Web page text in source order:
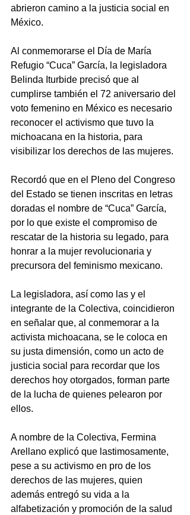
abrieron camino a la justicia social en
México.
Al conmemorarse el Día de María
Refugio “Cuca” García, la legisladora
Belinda Iturbide precisó que al
cumplirse también el 72 aniversario del
voto femenino en México es necesario
reconocer el activismo que tuvo la
michoacana en la historia, para
visibilizar los derechos de las mujeres.
Recordó que en el Pleno del Congreso
del Estado se tienen inscritas en letras
doradas el nombre de “Cuca” García,
por lo que existe el compromiso de
rescatar de la historia su legado, para
honrar a la mujer revolucionaria y
precursora del feminismo mexicano.
La legisladora, así como las y el
integrante de la Colectiva, coincidieron
en señalar que, al conmemorar a la
activista michoacana, se le coloca en
su justa dimensión, como un acto de
justicia social para recordar que los
derechos hoy otorgados, forman parte
de la lucha de quienes pelearon por
ellos.
A nombre de la Colectiva, Fermina
Arellano explicó que lastimosamente,
pese a su activismo en pro de los
derechos de las mujeres, quien
además entregó su vida a la
alfabetización y promoción de la salud